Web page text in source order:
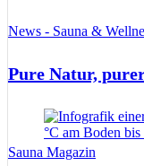
News - Sauna &
Pure Natur,
Sauna Magazin